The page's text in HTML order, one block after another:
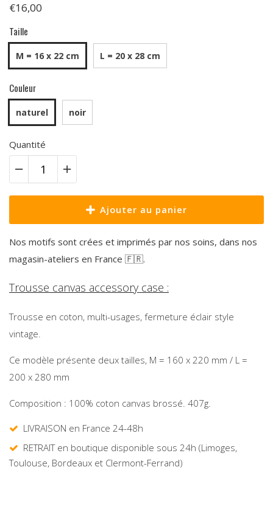
€16,00
Taille
M = 16 x 22 cm L = 20 x 28 cm
Couleur
naturel noir
Quantité
Ajouter au panier
Nos motifs sont crées et imprimés par nos soins, dans nos
magasin-ateliers en France 🇫🇷.
Trousse canvas accessory case :
Trousse en coton, multi-usages, fermeture éclair style
vintage.
Ce modèle présente deux tailles, M = 160 x 220 mm / L =
200 x 280 mm
Composition : 100% coton canvas brossé. 407g.
LIVRAISON en France 24-48h
RETRAIT en boutique disponible sous 24h (Limoges,
Toulouse, Bordeaux et Clermont-Ferrand)